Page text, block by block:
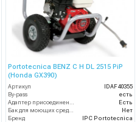
Portotecnica BENZ C H DL 2515 PiP
(Honda GX390)
Артикул
IDAF40355
By-pass
есть
Есть
Нет
Бренд
IPC Portotecnica